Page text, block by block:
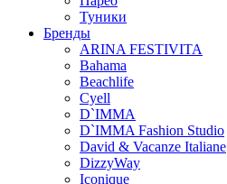
Туники
Бренды
ARINA FESTIVITA
Bahama
Beachlife
Cyell
D`IMMA
D`IMMA Fashion Studio
David & Vacanze Italiane
DizzyWay
Iconique